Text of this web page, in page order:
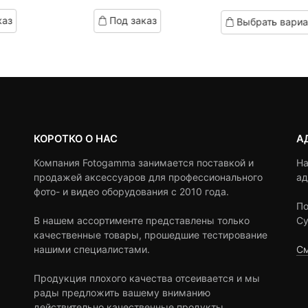
₽.
based
on
customer
Под заказ
based
on
customer
цена:
Выбрать
КОРОТКО О НАС
Компания Fotogamma занимается поставкой и
продажей аксессуаров для профессионального
фото- и видео оборудования с 2010 года.
В нашем ассортименте представлены только
качественные товары, прошедшие тестирование
нашими специалистами.
Продукция плохого качества отсеивается и мы
рады предложить вашему вниманию